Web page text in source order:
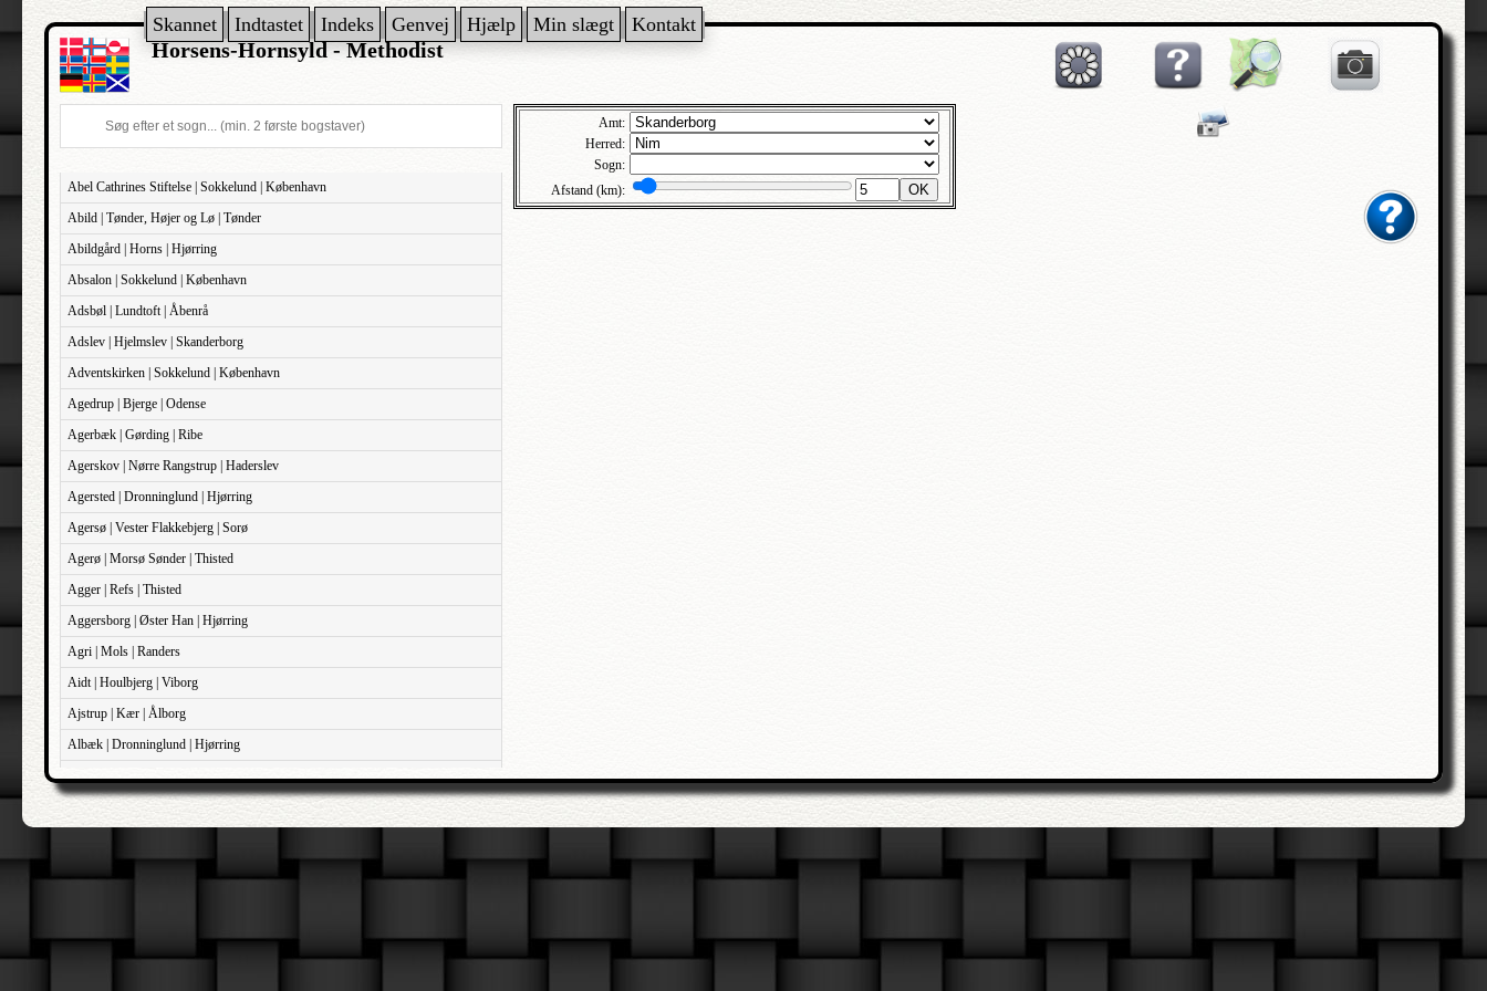
Skannet Indtastet Indeks Genvej Hjælp Min slægt Kontakt
Horsens-Hornsyld - Methodist
Abel Cathrines Stiftelse | Sokkelund | København
Abild | Tønder, Højer og Lø | Tønder
Abildgård | Horns | Hjørring
Absalon | Sokkelund | København
Adsbøl | Lundtoft | Åbenrå
Adslev | Hjelmslev | Skanderborg
Adventskirken | Sokkelund | København
Agedrup | Bjerge | Odense
Agerbæk | Gørding | Ribe
Agerskov | Nørre Rangstrup | Haderslev
Agersted | Dronninglund | Hjørring
Agersø | Vester Flakkebjerg | Sorø
Agerø | Morsø Sønder | Thisted
Agger | Refs | Thisted
Aggersborg | Øster Han | Hjørring
Agri | Mols | Randers
Aidt | Houlbjerg | Viborg
Ajstrup | Kær | Ålborg
Albæk | Dronninglund | Hjørring
Albæk | Støvring | Randers
Albøge | Djurs Sønder | Randers
Allerslev | Bårse | Præstø
Amt:
Herred:
Sogn:
Afstand (km):
OK